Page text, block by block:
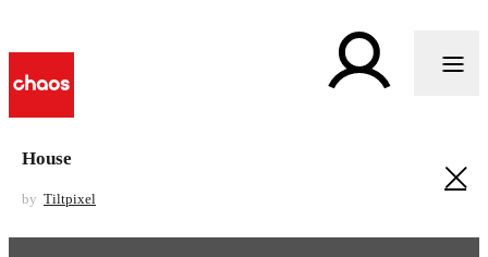
House
by Tiltpixel